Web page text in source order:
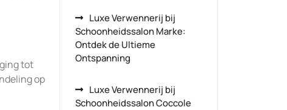
tot
op
Luxe Verwennerij bij
Schoonheidssalon Marke:
Ontdek de Ultieme
Ontspanning
Luxe Verwennerij bij
Schoonheidssalon Coccole